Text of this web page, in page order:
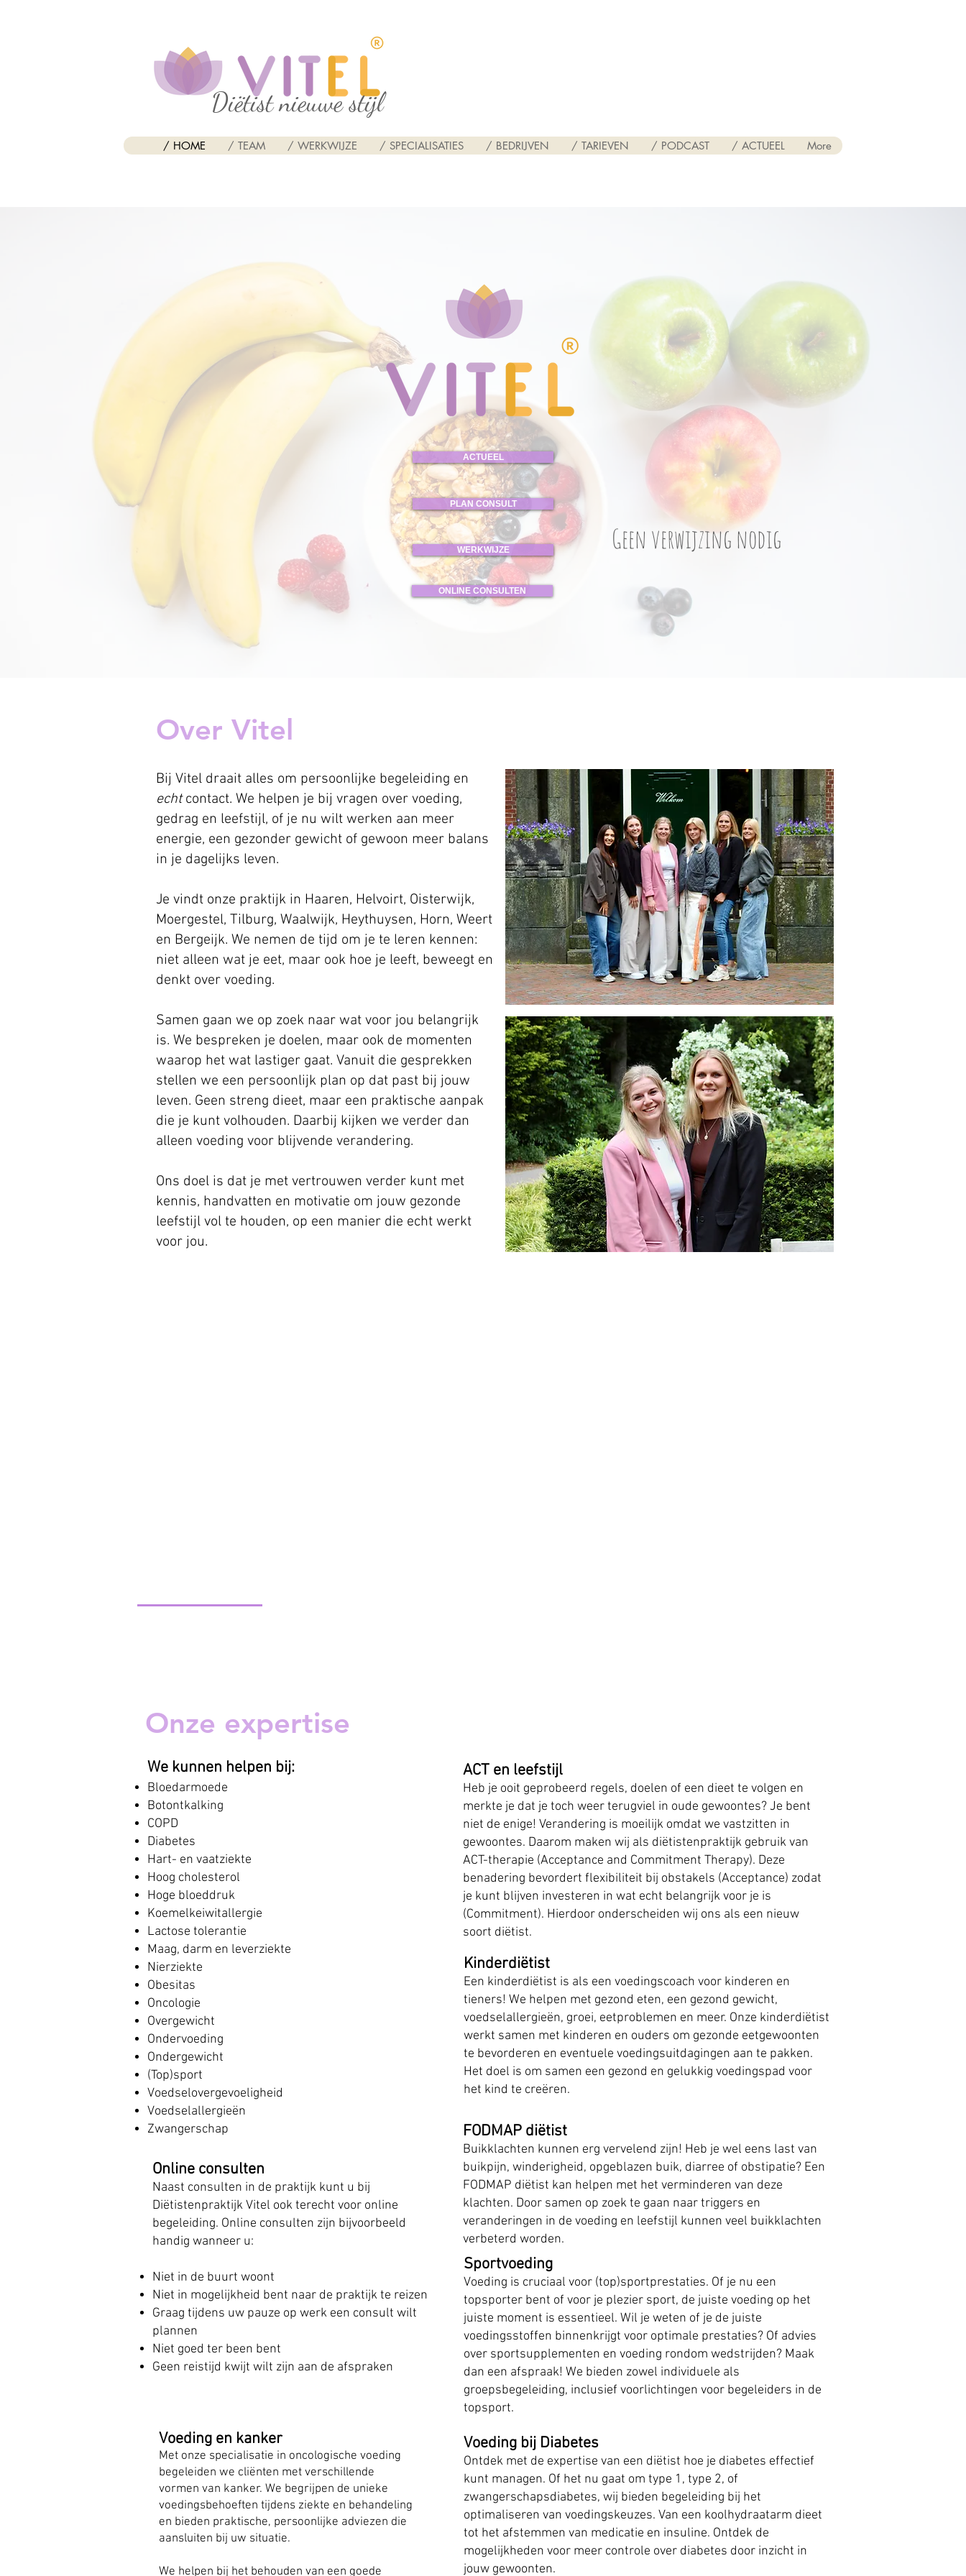
Diëtist nieuwe stijl
/ HOME / TEAM / WERKWIJZE / SPECIALISATIES / BEDRIJVEN / TARIEVEN / PODCAST / ACTUEEL More
ACTUEEL
PLAN CONSULT
WERKWIJZE Geen verwijzing nodig
ONLINE CONSULTEN
Over Vitel
Bij Vitel draait alles om persoonlijke begeleiding en
echtcontact. We helpen je bij vragen over voeding,
gedrag en leefstijl, of je nu wilt werken aan meer
energie, een gezonder gewicht of gewoon meer balans
in je dagelijks leven.
Je vindt onze praktijk in Haaren, Helvoirt, Oisterwijk,
Moergestel, Tilburg, Waalwijk, Heythuysen, Horn, Weert
en Bergeijk. We nemen de tijd om je te leren kennen:
niet alleen wat je eet, maar ook hoe je leeft, beweegt en
denkt over voeding.
Samen gaan we op zoek naar wat voor jou belangrijk
is. We bespreken je doelen, maar ook de momenten
waarop het wat lastiger gaat. Vanuit die gesprekken
stellen we een persoonlijk plan op dat past bij jouw
leven. Geen streng dieet, maar een praktische aanpak
die je kunt volhouden. Daarbij kijken we verder dan
alleen voeding voor blijvende verandering.
Ons doel is dat je met vertrouwen verder kunt met
kennis, handvatten en motivatie om jouw gezonde
leefstijl vol te houden, op een manier die echt werkt
voor jou.
Onze expertise
We kunnen helpen bij:
Bloedarmoede
Botontkalking
COPD
Diabetes
Hart- en vaatziekte
Hoog cholesterol
Hoge bloeddruk
Koemelkeiwitallergie
Lactose tolerantie
Maag, darm en leverziekte
Nierziekte
Obesitas
Oncologie
Overgewicht
Ondervoeding
Ondergewicht
(Top)sport
Voedselovergevoeligheid
Voedselallergieën
Zwangerschap
Online consulten
Naast consulten in de praktijk kunt u bij
Diëtistenpraktijk Vitel ook terecht voor online
begeleiding. Online consulten zijn bijvoorbeeld
handig wanneer u:
Niet in de buurt woont
Niet in mogelijkheid bent naar de praktijk te reizen
Graag tijdens uw pauze op werk een consult wilt
plannen
Niet goed ter been bent
Geen reistijd kwijt wilt zijn aan de afspraken
Voeding en kanker
Met onze specialisatie in oncologische voeding
begeleiden we cliënten met verschillende
vormen van kanker. We begrijpen de unieke
voedingsbehoeften tijdens ziekte en behandeling
en bieden praktische, persoonlijke adviezen die
aansluiten bij uw situatie.
We helpen bij het behouden van een goede
ACT en leefstijl
Heb je ooit geprobeerd regels, doelen of een dieet te volgen en
merkte je dat je toch weer terugviel in oude gewoontes? Je bent
niet de enige! Verandering is moeilijk omdat we vastzitten in
gewoontes. Daarom maken wij als diëtistenpraktijk gebruik van
ACT-therapie (Acceptance and Commitment Therapy). Deze
benadering bevordert flexibiliteit bij obstakels (Acceptance) zodat
je kunt blijven investeren in wat echt belangrijk voor je is
(Commitment). Hierdoor onderscheiden wij ons als een nieuw
soort diëtist.
Kinderdiëtist
Een kinderdiëtist is als een voedingscoach voor kinderen en
tieners! We helpen met gezond eten, een gezond gewicht,
voedselallergieën, groei, eetproblemen en meer. Onze kinderdiëtist
werkt samen met kinderen en ouders om gezonde eetgewoonten
te bevorderen en eventuele voedingsuitdagingen aan te pakken.
Het doel is om samen een gezond en gelukkig voedingspad voor
het kind te creëren.
FODMAP diëtist
Buikklachten kunnen erg vervelend zijn! Heb je wel eens last van
buikpijn, winderigheid, opgeblazen buik, diarree of obstipatie? Een
FODMAP diëtist kan helpen met het verminderen van deze
klachten. Door samen op zoek te gaan naar triggers en
veranderingen in de voeding en leefstijl kunnen veel buikklachten
verbeterd worden.
Sportvoeding
Voeding is cruciaal voor (top)sportprestaties. Of je nu een
topsporter bent of voor je plezier sport, de juiste voeding op het
juiste moment is essentieel. Wil je weten of je de juiste
voedingsstoffen binnenkrijgt voor optimale prestaties? Of advies
over sportsupplementen en voeding rondom wedstrijden? Maak
dan een afspraak! We bieden zowel individuele als
groepsbegeleiding, inclusief voorlichtingen voor begeleiders in de
topsport.
Voeding bij Diabetes
Ontdek met de expertise van een diëtist hoe je diabetes effectief
kunt managen. Of het nu gaat om type 1, type 2, of
zwangerschapsdiabetes, wij bieden begeleiding bij het
optimaliseren van voedingskeuzes. Van een koolhydraatarm dieet
tot het afstemmen van medicatie en insuline. Ontdek de
mogelijkheden voor meer controle over diabetes door inzicht in
jouw gewoonten.